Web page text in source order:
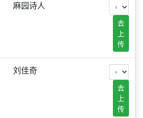
麻园诗人
去
上
传
刘佳奇
去
上
传